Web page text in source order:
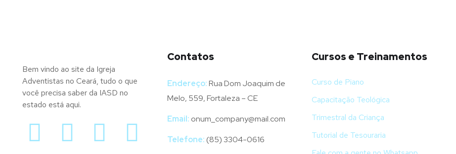
Bem vindo ao site da Igreja
Adventistas no Ceará, tudo o que
você precisa saber da IASD no
estado está aqui.
Contatos
Endereço:Rua Dom Joaquim de
Melo, 559, Fortaleza – CE
Email: onum_company@mail.com
Telefone:(85) 3304-0616
Cursos e Treinamentos
Curso de Piano
Capacitação Teológica
Trimestral da Criança
Tutorial de Tesouraria